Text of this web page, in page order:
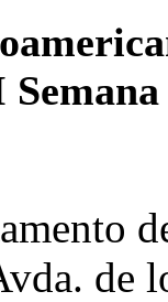
de